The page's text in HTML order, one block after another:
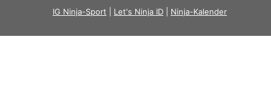
IG Ninja-Sport Let's Ninja ID Ninja-Kalender